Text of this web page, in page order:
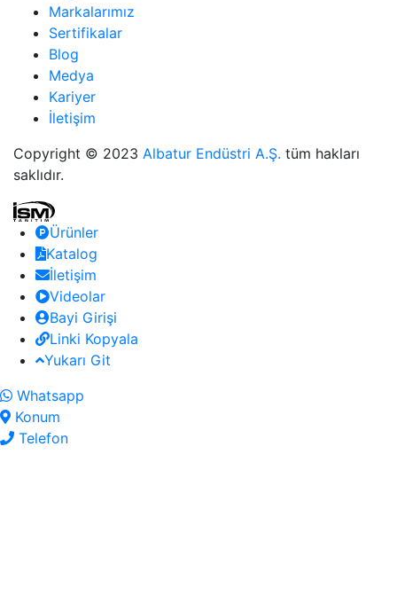
Markalarımız
Sertifikalar
Blog
Medya
Kariyer
İletişim
Copyright © 2023 Albatur Endüstri A.Ş. tüm hakları
saklıdır.
Ürünler
Katalog
İletişim
Videolar
Bayi Girişi
Linki Kopyala
Yukarı Git
Whatsapp
Konum
Telefon